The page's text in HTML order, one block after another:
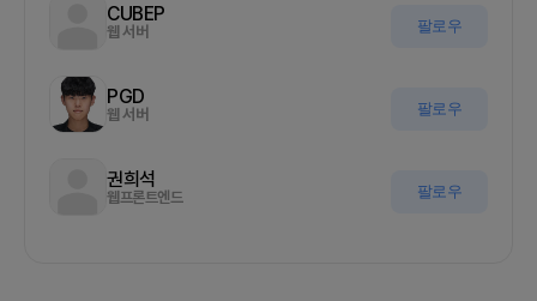
CUBEP
웹 서버 팔로우
PGD
웹 서버 팔로우
권희석
웹프론트엔드 팔로우